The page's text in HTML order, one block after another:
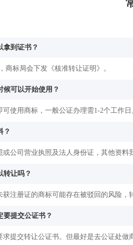
拿到证书？
商标局会下发《核准转让证明》。
候可以开始使用？
使用商标，一般公证办理需1-2个工作日
？
公司营业执照及法人身份证，其他资料
转让吗？
注册证的商标可能存在被驳回的风险，
要提交公证书？
提交转让公证书。但最好是去公证处